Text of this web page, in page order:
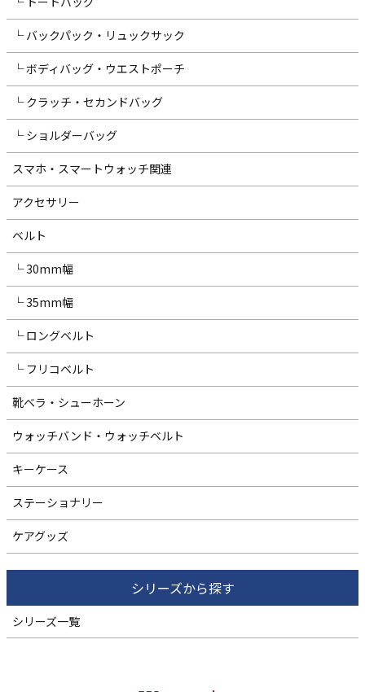
└ バックパック・リュックサック
└ ボディバッグ・ウエストポーチ
└ クラッチ・セカンドバッグ
└ ショルダーバッグ
スマホ・スマートウォッチ関連
アクセサリー
ベルト
└ 30mm幅
└ 35mm幅
└ ロングベルト
└ フリコベルト
靴ベラ・シューホーン
ウォッチバンド・ウォッチベルト
キーケース
ステーショナリー
ケアグッズ
シリーズから探す
シリーズ一覧